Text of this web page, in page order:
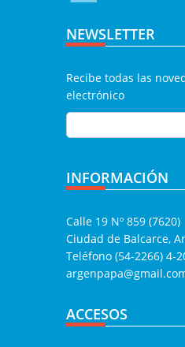
NEWSLETTER
Recibe todas las
electrónico
INFORMACIÓN
Calle 19 Nº 859 (7620)
Ciudad de Balcarce,
Teléfono (54-2266) 4-
ACCESOS